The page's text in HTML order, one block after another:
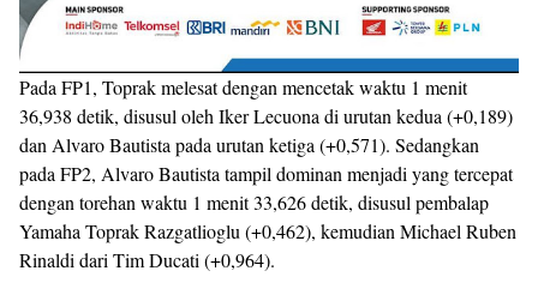
Pada FP1, Toprak melesat dengan mencetak waktu 1 menit
36,938 detik, disusul oleh Iker Lecuona di urutan kedua (+0,189)
dan Alvaro Bautista pada urutan ketiga (+0,571). Sedangkan
pada FP2, Alvaro Bautista tampil dominan menjadi yang tercepat
dengan torehan waktu 1 menit 33,626 detik, disusul pembalap
Yamaha Toprak Razgatlioglu (+0,462), kemudian Michael Ruben
Rinaldi dari Tim Ducati (+0,964).